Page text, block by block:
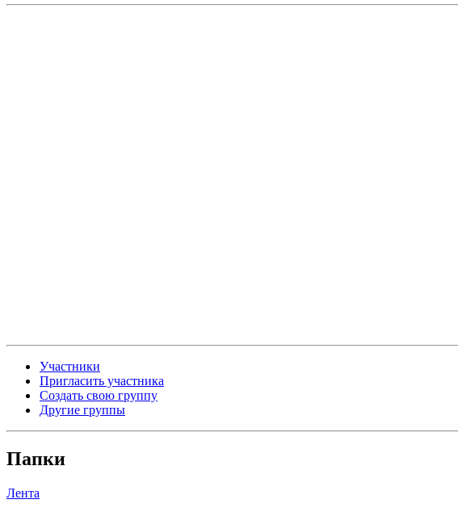
Участники
Пригласить участника
Создать свою группу
Другие группы
Папки
Лента